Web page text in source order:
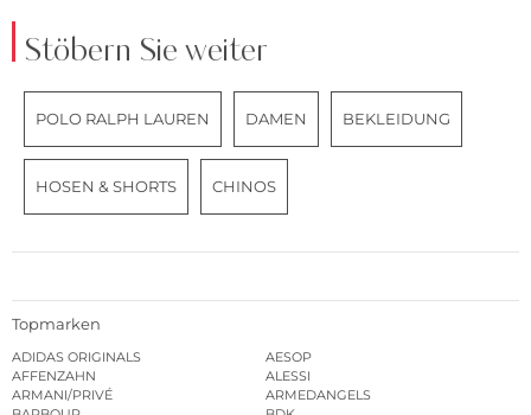
Stöbern Sie weiter
POLO RALPH LAUREN DAMEN BEKLEIDUNG
HOSEN & SHORTS CHINOS
Topmarken
ADIDAS ORIGINALS
AESOP
AFFENZAHN
ALESSI
ARMANI/PRIVÉ
ARMEDANGELS